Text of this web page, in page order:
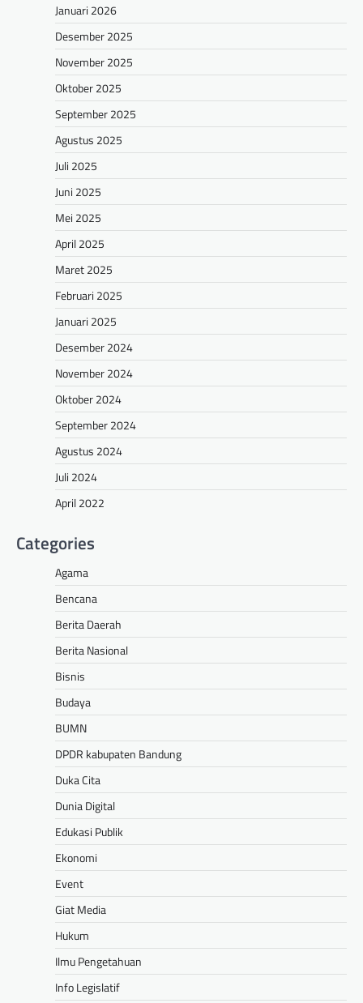
Januari 2026
Desember 2025
November 2025
Oktober 2025
September 2025
Agustus 2025
Juli 2025
Juni 2025
Mei 2025
April 2025
Maret 2025
Februari 2025
Januari 2025
Desember 2024
November 2024
Oktober 2024
September 2024
Agustus 2024
Juli 2024
April 2022
Categories
Agama
Bencana
Berita Daerah
Berita Nasional
Bisnis
Budaya
BUMN
DPDR kabupaten Bandung
Duka Cita
Dunia Digital
Edukasi Publik
Ekonomi
Event
Giat Media
Hukum
Ilmu Pengetahuan
Info Legislatif